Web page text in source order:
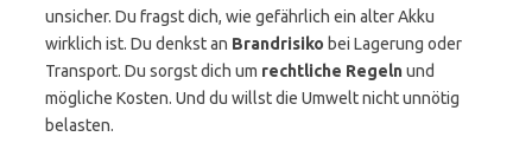
unsicher. Du fragst dich, wie gefährlich ein alter Akku
wirklich ist. Du denkst an Brandrisiko bei Lagerung oder
Transport. Du sorgst dich um rechtliche Regelnund
mögliche Kosten. Und du willst die Umwelt nicht unnötig
belasten.